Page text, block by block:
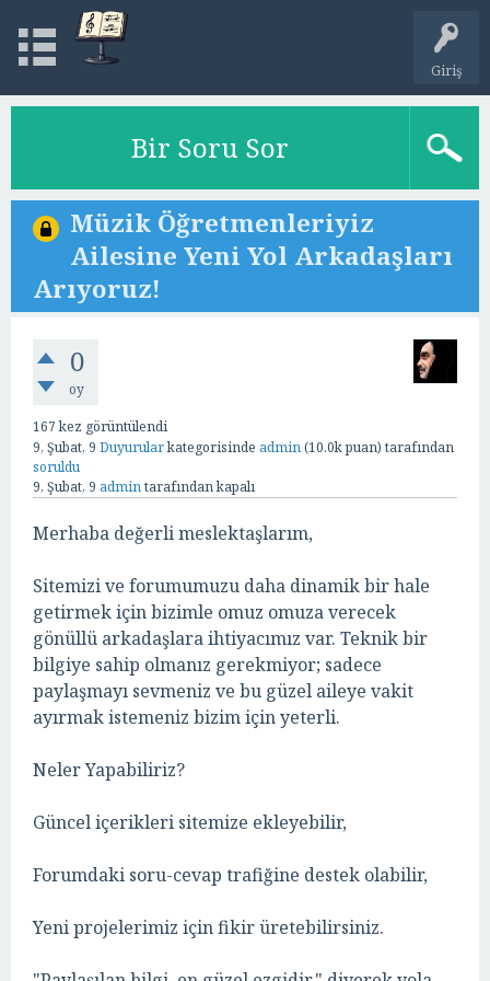
Giriş
Bir Soru Sor
Müzik Öğretmenleriyiz
Ailesine Yeni Yol Arkadaşları
Arıyoruz!
0
oy
167kez görüntülendi
9, Şubat, 9 Duyurularkategorisinde admin(10.0kpuan) tarafından
soruldu
9, Şubat, 9 admintarafındankapalı
Merhaba değerli meslektaşlarım,
Sitemizi ve forumumuzu daha dinamik bir hale
getirmek için bizimle omuz omuza verecek
gönüllü arkadaşlara ihtiyacımız var. Teknik bir
bilgiye sahip olmanız gerekmiyor; sadece
paylaşmayı sevmeniz ve bu güzel aileye vakit
ayırmak istemeniz bizim için yeterli.
Neler Yapabiliriz?
Güncel içerikleri sitemize ekleyebilir,
Forumdaki soru-cevap trafiğine destek olabilir,
Yeni projelerimiz için fikir üretebilirsiniz.